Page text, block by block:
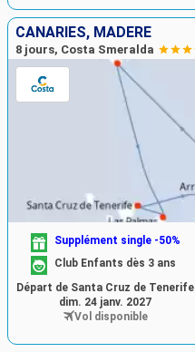
CANARIES, MADÈRE
8 jours, Costa Smeralda
Supplément single -50%
Club Enfants dès 3 ans
Départ de Santa Cruz de Tenerife
dim. 24 janv. 2027
Vol disponible